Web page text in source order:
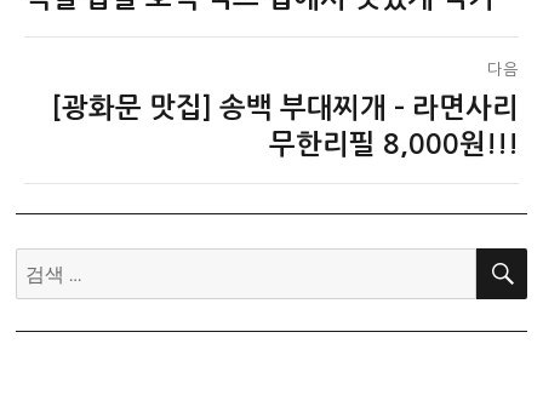
다음
[광화문 맛집] 송백 부대찌개 – 라면사리
무한리필 8,000원!!!
검
색:
검